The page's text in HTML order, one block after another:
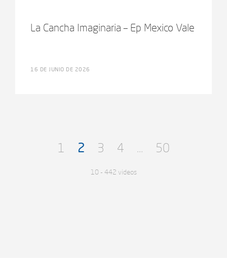
La Cancha Imaginaria – Ep Mexico Vale
16 DE JUNIO DE 2026
1 2 3 4 … 50
10 - 442 videos